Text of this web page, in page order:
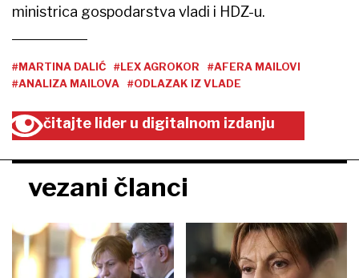
ministrica gospodarstva vladi i HDZ-u.
#MARTINA DALIĆ #LEX AGROKOR
#AFERA MAILOVI
#ANALIZA MAILOVA
#ODLAZAK IZ VLADE
čitajte lider u digitalnom izdanju
vezani članci